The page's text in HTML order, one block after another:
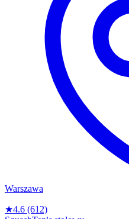
Warszawa
★4.6 (612)